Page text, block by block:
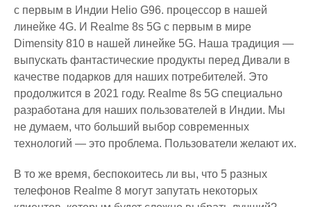
с первым в Индии Helio G96. процессор в нашей
линейке 4G. И Realme 8s 5G с первым в мире
Dimensity 810 в нашей линейке 5G. Наша традиция —
выпускать фантастические продукты перед Дивали в
качестве подарков для наших потребителей. Это
продолжится в 2021 году. Realme 8s 5G специально
разработана для наших пользователей в Индии. Мы
не думаем, что больший выбор современных
технологий — это проблема. Пользователи желают их.
В то же время, беспокоитесь ли вы, что 5 разных
телефонов Realme 8 могут запутать некоторых